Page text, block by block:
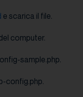
e scarica il file.
computer.
sample.php.
config.php.